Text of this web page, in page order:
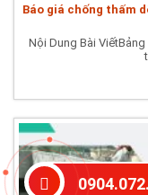
Báo giá chống thấm
Nội Dung Bài